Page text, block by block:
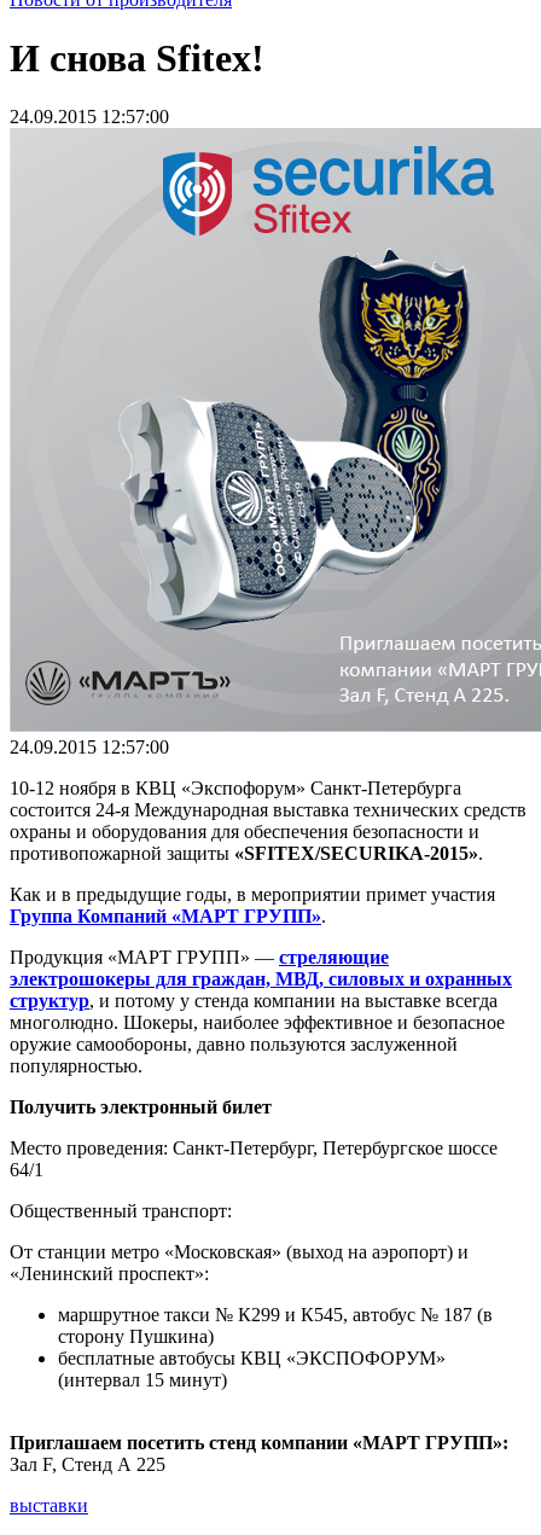
И снова Sfitex!
24.09.2015 12:57:00
24.09.2015 12:57:00
10-12 ноября в КВЦ «Экспофорум» Санкт-Петербурга
состоится 24-я Международная выставка технических средств
охраны и оборудования для обеспечения безопасности и
противопожарной защиты «SFITEX/SECURIKA-2015».
Как и в предыдущие годы, в мероприятии примет участия
Группа Компаний «МАРТ ГРУПП».
Продукция «МАРТ ГРУПП» — стреляющие
электрошокеры для граждан, МВД, силовых и охранных
структур, и потому у стенда компании на выставке всегда
многолюдно. Шокеры, наиболее эффективное и безопасное
оружие самообороны, давно пользуются заслуженной
популярностью.
Получить электронный билет
Место проведения: Санкт-Петербург, Петербургское шоссе
64/1
Общественный транспорт:
От станции метро «Московская» (выход на аэропорт) и
«Ленинский проспект»:
маршрутное такси № К299 и К545, автобус № 187 (в
сторону Пушкина)
бесплатные автобусы КВЦ «ЭКСПОФОРУМ»
(интервал 15 минут)
Приглашаем посетить стенд компании «МАРТ ГРУПП»:
Зал F, Стенд А 225
выставки